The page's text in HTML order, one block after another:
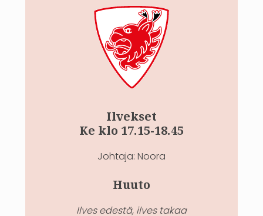
Ilvekset
Ke klo 17.15-18.45
Johtaja: Noora
Huuto
Ilves edestä, ilves takaa